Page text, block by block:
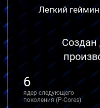
Легкий
Создан
6
ядер следующего
поколения (P-Cores)